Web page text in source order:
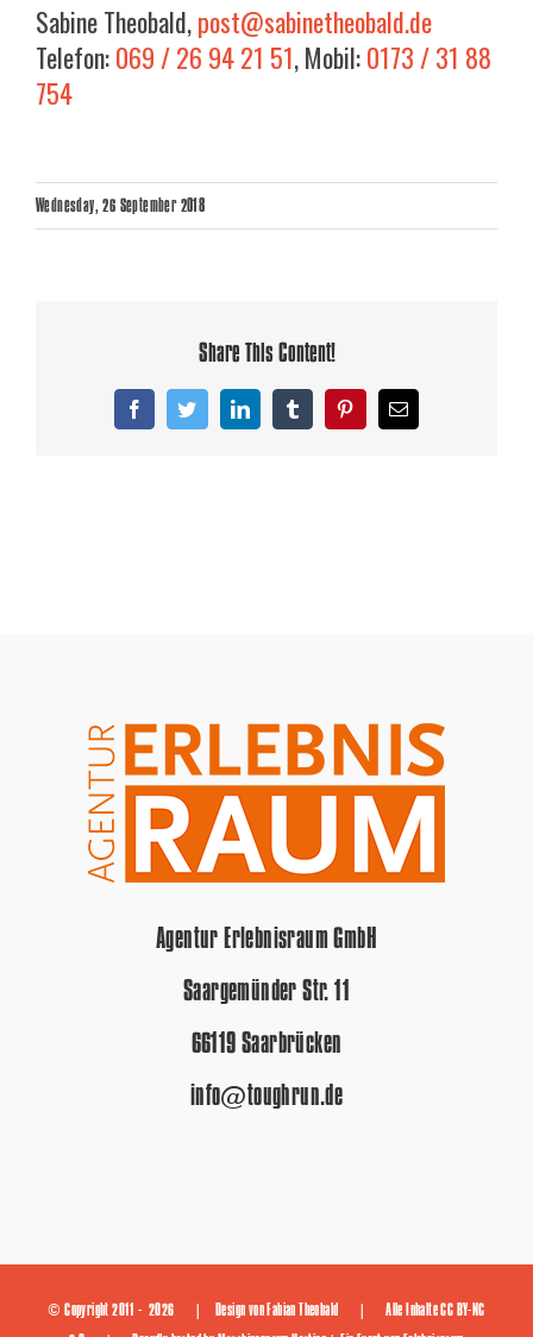
Sabine Theobald,post@sabinetheobald.de
Telefon:069 / 26 94 21 51, Mobil:0173 / 31 88
754
Wednesday, 26 September 2018
Share This Content!
FacebookTwitterLinkedInTumblr PinterestEmail
Agentur Erlebnisraum GmbH
Saargemünder Str. 11
66119 Saarbrücken
info@toughrun.de
© Copyright 2011 - 2026 | Design von Fabian Theobald | Alle InhalteCC BY-NC